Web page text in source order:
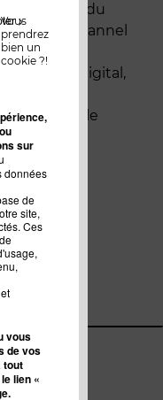
Vous
prendrez
bien un
cookie ?!
sur
données
de
site,
Ces
vous
de vos
tout
lien «
>
approche du
traction channel
l'aise en
qu'en digital,
leur
via le
de